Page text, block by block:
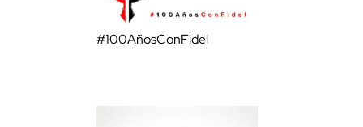
#100AñosConFidel